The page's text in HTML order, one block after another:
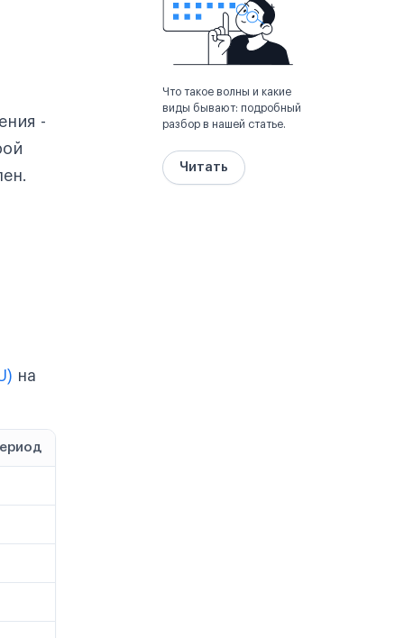
-
Что такое волны и какие
виды бывают: подробный
разбор в нашей статье.
Читать
на